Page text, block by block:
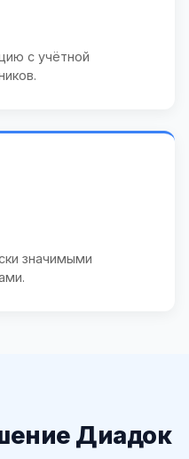
с учётной
значимыми
Диадок